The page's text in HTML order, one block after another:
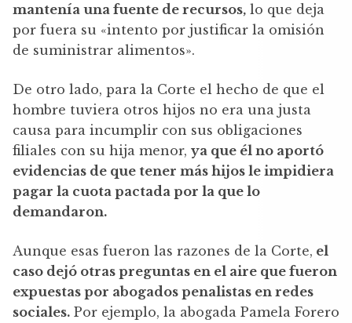
mantenía una fuente de recursos, lo que deja
por fuera su «intento por justificar la omisión
de suministrar alimentos».
De otro lado, para la Corte el hecho de que el
hombre tuviera otros hijos no era una justa
causa para incumplir con sus obligaciones
filiales con su hija menor, ya que él no aportó
evidencias de que tener más hijos le impidiera
pagar la cuota pactada por la que lo
demandaron.
Aunque esas fueron las razones de la Corte, el
caso dejó otras preguntas en el aire que fueron
expuestas por abogados penalistas en redes
sociales. Por ejemplo, la abogada Pamela Forero